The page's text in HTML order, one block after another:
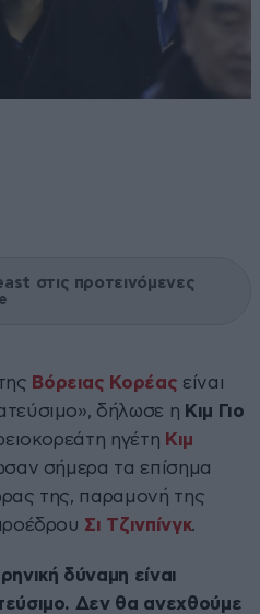
στις προτεινόμενες
Βόρειας Κορέας είναι
δήλωσε η Κιμ Γιο
ηγέτη Κιμ
σήμερα τα επίσημα
της, παραμονή της
Σι Τζινπίνγκ.
δύναμη είναι
Δεν θα ανεχθούμε